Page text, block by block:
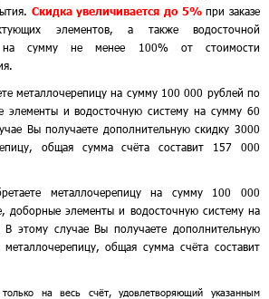
Скидка увеличивается до 5%при заказе
элементов, а также водосточной
сумму не менее 100% от стоимости
металлочерепицу на сумму 100 000 рублей по
элементы и водосточную систему на сумму 60
Вы получаете дополнительную скидку 3000
общая сумма счёта составит 157 000
металлочерепицу на сумму 100 000
доборные элементы и водосточную систему на
этому случае Вы получаете дополнительную
общая сумма счёта составит
только на весь счёт, удовлетворяющий указанным